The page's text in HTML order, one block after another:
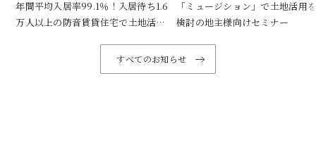
年間平均入居率99.1％！入居待ち1.6
万人以上の防音賃貸住宅で土地活用
「ミュージション」で土地活用
検討の地主様向けセミナー
すべてのお知らせ